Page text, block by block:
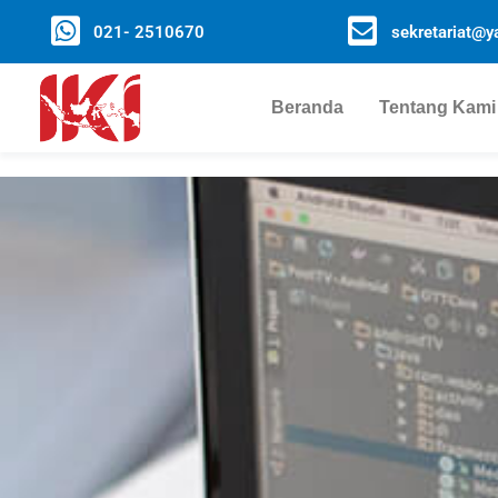
021- 2510670
Beranda Tentang Kami